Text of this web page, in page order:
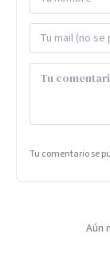
Tu comentario se
Aún